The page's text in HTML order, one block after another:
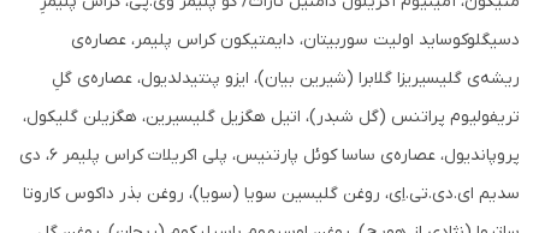
دسیگلوکوساید اولیت سوربیتان، دایمتیکون کراس پلیمر، عصاره‌ی
ریشه‌ی گلیسیریزا گلابرا (شیرین بیان)، ایزو پنتیدلدیول، عصاره‌ی گلِ
تریفولیوم پراتنس (گل شبدر)، اتیل هگزیل گلیسیرین، هگزیلن گلیکول،
پروپاندیول، عصاره‌ی ساسا کوئل پارتنیس، پلی اکریلات کراس پلیمر ۶، دی
سدیم ای.دی.تی.اِی، روغن گلیسین سویا (سویا)، روغن بذر داکوس کاروتا